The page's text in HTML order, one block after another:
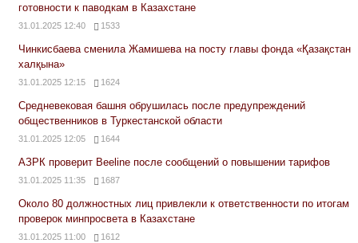
готовности к паводкам в Казахстане
31.01.2025 12:40 1533
Чинкисбаева сменила Жамишева на посту главы фонда «Қазақстан
халқына»
31.01.2025 12:15 1624
Средневековая башня обрушилась после предупреждений
общественников в Туркестанской области
31.01.2025 12:05 1644
АЗРК проверит Beeline после сообщений о повышении тарифов
31.01.2025 11:35 1687
Около 80 должностных лиц привлекли к ответственности по итогам
проверок минпросвета в Казахстане
31.01.2025 11:00 1612